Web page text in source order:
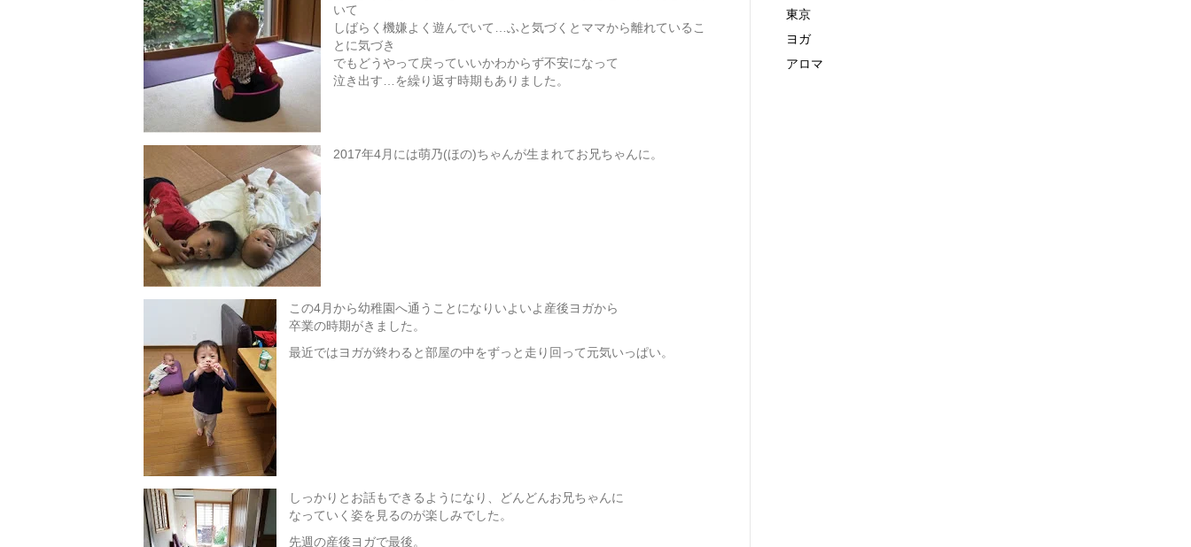
いて
しばらく機嫌よく遊んでいて…ふと気づくとママから離れているこ
とに気づき
でもどうやって戻っていいかわからず不安になって
泣き出す…を繰り返す時期もありました。
2017年4月には萌乃(ほの)ちゃんが生まれてお兄ちゃんに。
この4月から幼稚園へ通うことになりいよいよ産後ヨガから
卒業の時期がきました。
最近ではヨガが終わると部屋の中をずっと走り回って元気いっぱい。
しっかりとお話もできるようになり、どんどんお兄ちゃんに
なっていく姿を見るのが楽しみでした。
先週の産後ヨガで最後。
東京
ヨガ
アロマ